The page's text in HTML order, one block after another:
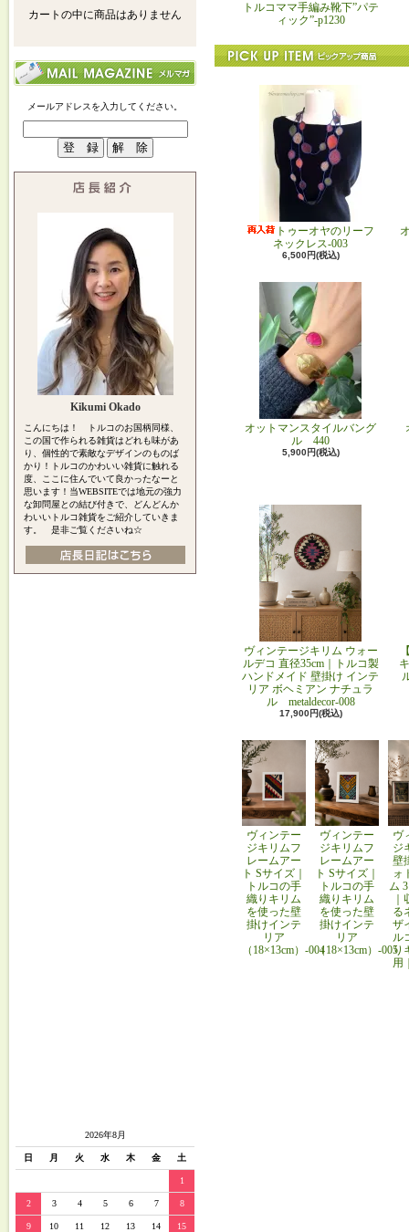
カートの中に商品はありません
メールアドレスを入力してください。
Kikumi Okado
こんにちは！ トルコのお国柄同様、
この国で作られる雑貨はどれも味があ
り、個性的で素敵なデザインのものば
かり！トルコのかわいい雑貨に触れる
度、ここに住んでいて良かったなーと
思います！当WEBSITEでは地元の強力
な卸問屋との結び付きで、どんどんか
わいいトルコ雑貨をご紹介していきま
す。 是非ご覧くださいね☆
2026年8月
日 月 火 水 木 金 土
1
2 3 4 5 6 7 8
9 10 11 12 13 14 15
トルコママ手編み靴下”パテ
ィック”-p1230
トゥーオヤのリーフ
ネックレス-003
6,500円(税込)
オットマンスタイルバング
ル 440
5,900円(税込)
ヴィンテージキリム ウォー
ルデコ 直径35cm｜トルコ製
ハンドメイド 壁掛け インテ
リア ボヘミアン ナチュラ
ル metaldecor-008
17,900円(税込)
ヴィンテー
ジキリムフ
レームアー
ト Sサイズ｜
トルコの手
織りキリム
を使った壁
掛けインテ
リア
（18×13cm）-004
ヴィンテー
ジキリムフ
レームアー
ト Sサイズ｜
トルコの手
織りキリム
を使った壁
掛けインテ
リア
（18×13cm）-005
ヴ
ジ
壁
ォ
ム
る
ザ
ル
り
用